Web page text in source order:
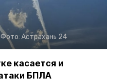
Фото: Астрахань 24
касается и
БПЛА